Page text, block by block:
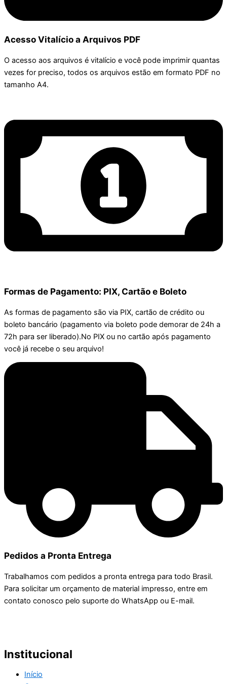
Acesso Vitalício a Arquivos PDF
O acesso aos arquivos é vitalício e você pode imprimir quantas
vezes for preciso, todos os arquivos estão em formato PDF no
tamanho A4.
Formas de Pagamento: PIX, Cartão e Boleto
As formas de pagamento são via PIX, cartão de crédito ou
boleto bancário (pagamento via boleto pode demorar de 24h a
72h para ser liberado).No PIX ou no cartão após pagamento
você já recebe o seu arquivo!
Pedidos a Pronta Entrega
Trabalhamos com pedidos a pronta entrega para todo Brasil.
Para solicitar um orçamento de material impresso, entre em
contato conosco pelo suporte do WhatsApp ou E-mail.
Institucional
Início